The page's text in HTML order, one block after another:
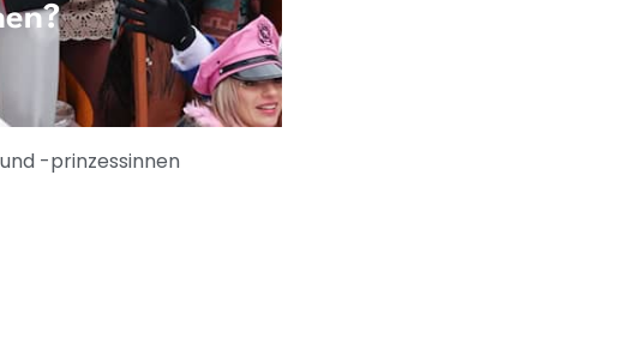
-prinzessinnen